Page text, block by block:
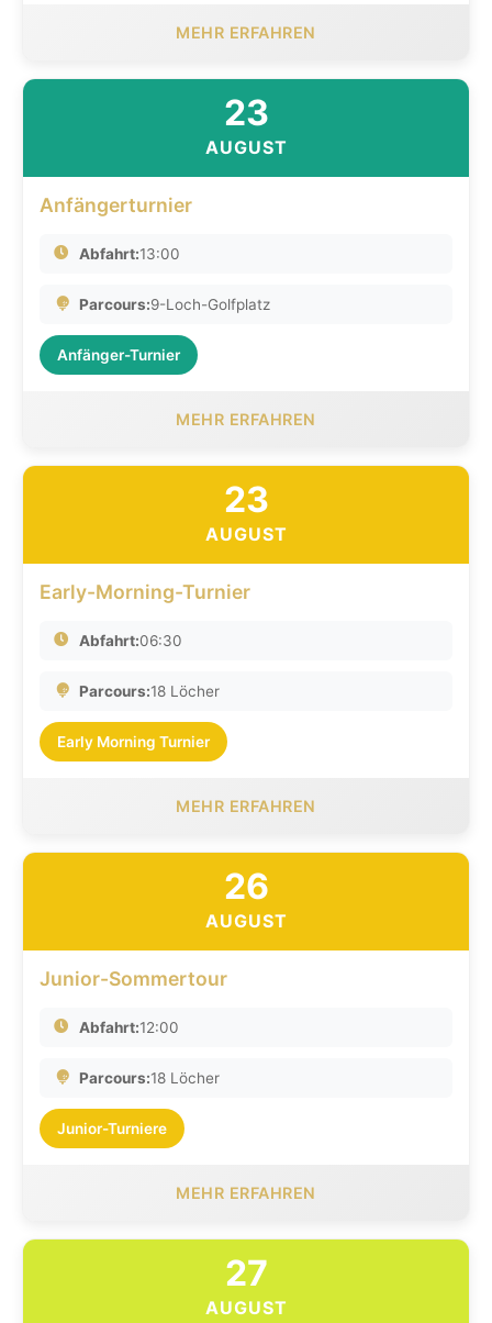
MEHR ERFAHREN
23
AUGUST
Anfängerturnier
Abfahrt:13:00
Parcours:9-Loch-Golfplatz
Anfänger-Turnier
MEHR ERFAHREN
23
AUGUST
Early-Morning-Turnier
Abfahrt:06:30
Parcours:18 Löcher
Early Morning Turnier
MEHR ERFAHREN
26
AUGUST
Junior-Sommertour
Abfahrt:12:00
Parcours:18 Löcher
Junior-Turniere
MEHR ERFAHREN
27
AUGUST